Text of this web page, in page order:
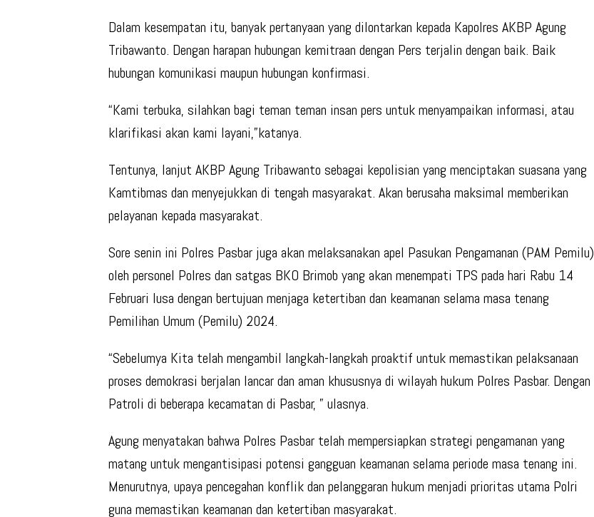
Dalam kesempatan itu, banyak pertanyaan yang dilontarkan kepada Kapolres AKBP Agung
Tribawanto. Dengan harapan hubungan kemitraan dengan Pers terjalin dengan baik. Baik
hubungan komunikasi maupun hubungan konfirmasi.
“Kami terbuka, silahkan bagi teman teman insan pers untuk menyampaikan informasi, atau
klarifikasi akan kami layani,”katanya.
Tentunya, lanjut AKBP Agung Tribawanto sebagai kepolisian yang menciptakan suasana yang
Kamtibmas dan menyejukkan di tengah masyarakat. Akan berusaha maksimal memberikan
pelayanan kepada masyarakat.
Sore senin ini Polres Pasbar juga akan melaksanakan apel Pasukan Pengamanan (PAM Pemilu)
oleh personel Polres dan satgas BKO Brimob yang akan menempati TPS pada hari Rabu 14
Februari lusa dengan bertujuan menjaga ketertiban dan keamanan selama masa tenang
Pemilihan Umum (Pemilu) 2024.
“Sebelumya Kita telah mengambil langkah-langkah proaktif untuk memastikan pelaksanaan
proses demokrasi berjalan lancar dan aman khususnya di wilayah hukum Polres Pasbar. Dengan
Patroli di beberapa kecamatan di Pasbar, ” ulasnya.
Agung menyatakan bahwa Polres Pasbar telah mempersiapkan strategi pengamanan yang
matang untuk mengantisipasi potensi gangguan keamanan selama periode masa tenang ini.
Menurutnya, upaya pencegahan konflik dan pelanggaran hukum menjadi prioritas utama Polri
guna memastikan keamanan dan ketertiban masyarakat.